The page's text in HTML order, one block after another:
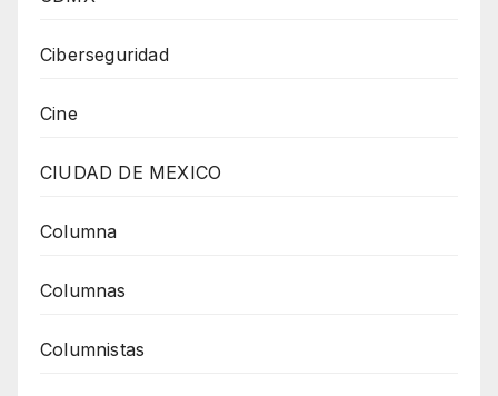
Ciberseguridad
Cine
CIUDAD DE MEXICO
Columna
Columnas
Columnistas